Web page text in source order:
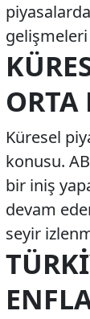
gelişmeleri
Küresel
konusu.
bir iniş
devam
seyir